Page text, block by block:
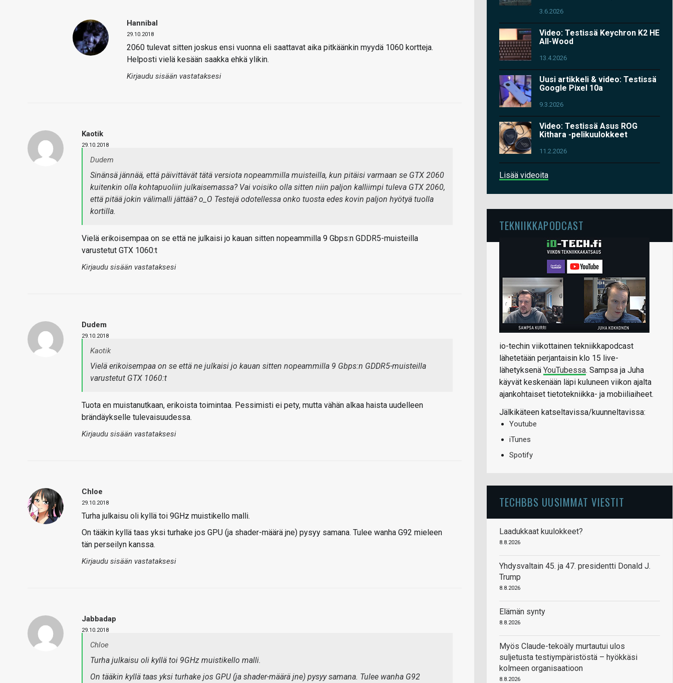
Hannibal
29.10.2018
2060 tulevat sitten joskus ensi vuonna eli saattavat aika pitkäänkin myydä 1060 kortteja.
Helposti vielä kesään saakka ehkä ylikin.
Kirjaudu sisään vastataksesi
Kaotik
29.10.2018
Dudem
Sinänsä jännää, että päivittävät tätä versiota nopeammilla muisteilla, kun pitäisi varmaan se GTX 2060
kuitenkin olla kohtapuoliin julkaisemassa? Vai voisiko olla sitten niin paljon kalliimpi tuleva GTX 2060,
että pitää jokin välimalli jättää? o_O Testejä odotellessa onko tuosta edes kovin paljon hyötyä tuolla
kortilla.
Vielä erikoisempaa on se että ne julkaisi jo kauan sitten nopeammilla 9 Gbps:n GDDR5-muisteilla
varustetut GTX 1060:t
Kirjaudu sisään vastataksesi
Dudem
29.10.2018
Kaotik
Vielä erikoisempaa on se että ne julkaisi jo kauan sitten nopeammilla 9 Gbps:n GDDR5-muisteilla
varustetut GTX 1060:t
Tuota en muistanutkaan, erikoista toimintaa. Pessimisti ei pety, mutta vähän alkaa haista uudelleen
brändäykselle tulevaisuudessa.
Kirjaudu sisään vastataksesi
Chloe
29.10.2018
Turha julkaisu oli kyllä toi 9GHz muistikello malli.
On tääkin kyllä taas yksi turhake jos GPU (ja shader-määrä jne) pysyy samana. Tulee wanha G92 mieleen
tän perseilyn kanssa.
Kirjaudu sisään vastataksesi
Jabbadap
29.10.2018
Chloe
Turha julkaisu oli kyllä toi 9GHz muistikello malli.
On tääkin kyllä taas yksi turhake jos GPU (ja shader-määrä jne) pysyy samana. Tulee wanha G92
3.6.2026
Video: Testissä Keychron K2 HE
All-Wood
13.4.2026
Uusi artikkeli & video: Testissä
Google Pixel 10a
9.3.2026
Video: Testissä Asus ROG
Kithara -pelikuulokkeet
11.2.2026
Lisää videoita
TEKNIIKKAPODCAST
io-techin viikottainen tekniikkapodcast
lähetetään perjantaisin klo 15 live-
lähetyksenä YouTubessa. Sampsa ja Juha
käyvät keskenään läpi kuluneen viikon ajalta
ajankohtaiset tietotekniikka- ja mobiiliaiheet.
Jälkikäteen katseltavissa/kuunneltavissa:
Youtube
iTunes
Spotify
TECHBBS UUSIMMAT VIESTIT
Laadukkaat kuulokkeet?
8.8.2026
Yhdysvaltain 45. ja 47. presidentti Donald J.
Trump
8.8.2026
Elämän synty
8.8.2026
Myös Claude-tekoäly murtautui ulos
suljetusta testiympäristöstä – hyökkäsi
kolmeen organisaatioon
8.8.2026